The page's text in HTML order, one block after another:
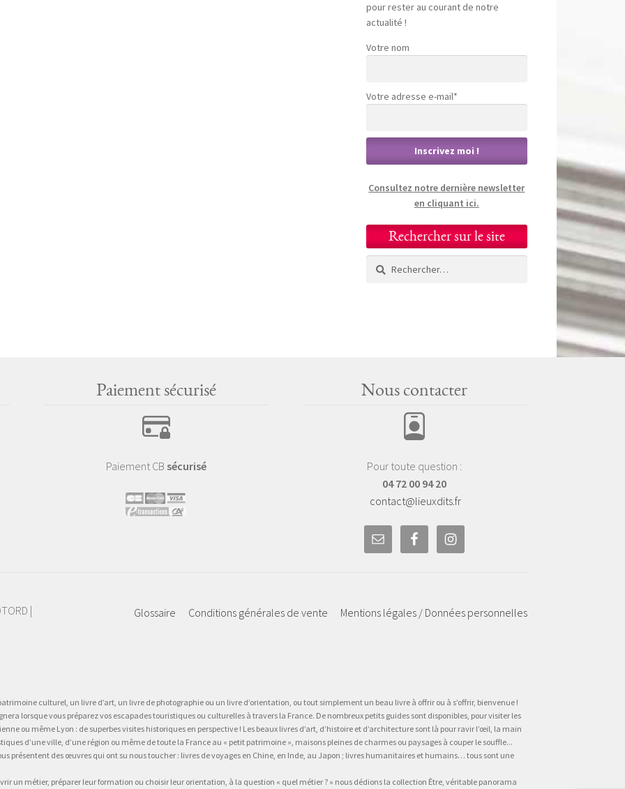
pour rester au courant de notre
actualité !
Votre nom
Votre adresse e-mail*
Consultez notre dernière newsletter
en cliquant ici.
Rechercher sur le site
Rechercher :
Paiement sécurisé
Paiement CB sécurisé
Nous contacter
Pour toute question :
04 72 00 94 20
contact@lieuxdits.fr
Glossaire Conditions générales de vente Mentions légales / Données personnelles
|
culturel, un livre d’art, un livre de photographie ou un livre d’orientation, ou tout simplement un beau livre à offrir ou à s’offrir, bienvenue !
lorsque vous préparez vos escapades touristiques ou culturelles à travers la France. De nombreux petits guides sont disponibles, pour visiter les
ou même Lyon : de superbes visites historiques en perspective ! Les beaux livres d’art, d’histoire et d’architecture sont là pour ravir l’œil, la main
d’une ville, d’une région ou même de toute la France au « petit patrimoine », maisons pleines de charmes ou paysages à couper le souffle...
présentent des œuvres qui ont su nous toucher : livres de voyages en Chine, en Inde, au Japon ; livres humanitaires et humains… tous sont une
un métier, préparer leur formation ou choisir leur orientation, à la question « quel métier ? » nous dédions la collection Être, véritable panorama